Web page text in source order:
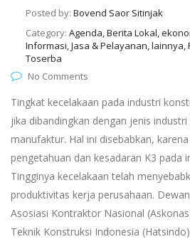
Posted by: Bovend Saor Sitinjak
Category: Agenda, Berita Lokal,
Informasi, Jasa & Pelayanan, lainnya,
Toserba
No Comments
Tingkat kecelakaan pada industri
jika dibandingkan dengan jenis
manufaktur. Hal ini disebabkan,
pengetahuan dan kesadaran K3 pada
Tingginya kecelakaan telah
produktivitas kerja perusahaan.
Asosiasi Kontraktor Nasional
Teknik Konstruksi Indonesia